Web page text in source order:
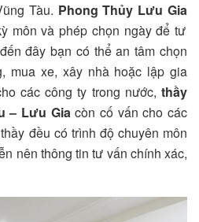
Tàu. Phong Thủy Lưu Gia
môn và phép chọn ngày để tư
đây bạn có thể an tâm chọn
mua xe, xây nhà hoặc lập gia
các công ty trong nước,thầy
– Lưu Giacòn cố vấn cho các
đều có trình độ chuyên môn
nên thông tin tư vấn chính xác,